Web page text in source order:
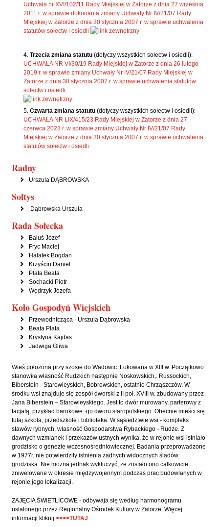
Uchwała nr XVI/102/11 Rady Miejskiej w Zatorze z dnia 27 września
2011 r. w sprawie dokonania zmiany Uchwały Nr IV/21/07 Rady
Miejskiej w Zatorze z dnia 30 stycznia 2007 r. w sprawie uchwalenia
statutów sołectw i osiedli
Trzecia zmiana statutu(dotyczy wszystkich sołectw i osiedli):
UCHWAŁA NR VI/30/19 Rady Miejskiej w Zatorze z dnia 26 lutego
2019 r. w sprawie zmiany Uchwały Nr IV/21/07 Rady Miejskiej w
Zatorze z dnia 30 stycznia 2007 r. w sprawie uchwalenia statutów
sołectw i osiedli
Czwarta zmiana statutu(dotyczy wszystkich sołectw i osiedli):
UCHWAŁA NR LIX/415/23 Rady Miejskiej w Zatorze z dnia 27
czerwca 2023 r. w sprawie zmiany Uchwały Nr IV/21/07 Rady
Miejskiej w Zatorze z dnia 30 stycznia 2007 r. w sprawie uchwalenia
statutów sołectw i osiedli
Radny
Urszula DĄBROWSKA
Sołtys
Dąbrowska Urszula
Rada Sołecka
Baluś Józef
Fryc Maciej
Hałatek Bogdan
Krzyścin Daniel
Plata Beata
Sochacki Piotr
Wędrzyk Józefa
Koło Gospodyń Wiejskich
Przewodnicząca - Urszula Dąbrowska
Beata Plata
Krystyna Kajdas
Jadwiga Gliwa
Wieś położona przy szosie do Wadowic. Lokowana w XIII w. Początkowo
stanowiła własność Rudzkich następnie Noskowskich,. Russockich,
Biberstein - Starowieyskich, Bobrowskich, ostatnio Chrząszczów. W
środku wsi znajduje się zespół dworski z II poł. XVIII w. zbudowany przez
Jana Biberstein – Starowieyskiego. Jest to dwór murowany, parterowy z
facjatą, przykład barokowe¬go dworu staropolskiego. Obecnie mieści się
tutaj szkoła; przedszkole i biblioteka. W sąsiedztwie wsi - kompleks
stawów rybnych, własność Gospodarstwa Rybackiego - Rudze. Z
dawnych wzmianek i przekazów ustnych wynika, że w rejonie wsi istniało
grodzisko o genezie wczesnośredniowiecznej. Badania przeprowadzone
w 1977r. nie potwierdziły istnienia żadnych widocznych śladów
grodziska. Nie można jednak wykluczyć, że zostało ono całkowicie
zniwelowane w okresie międzywojennym podczas prac budowlanych w
rejonie jego lokalizacji.
ZAJĘCIA ŚWIETLICOWE - odbywaja się według harmonogramu
ustalonego przez Regionalny Ośrodek Kultury w Zatorze. Więcej
informacji kliknij >>>>TUTAJ